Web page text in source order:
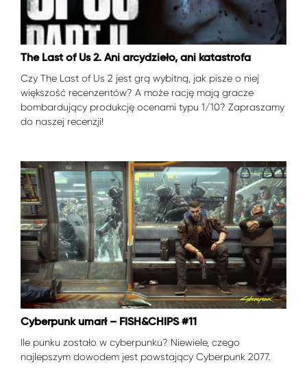
The Last of Us 2. Ani arcydzieło, ani katastrofa
Czy The Last of Us 2 jest grą wybitną, jak pisze o niej
większość recenzentów? A może rację mają gracze
bombardujący produkcję ocenami typu 1/10? Zapraszamy
do naszej recenzji!
Cyberpunk umarł – FISH&CHIPS #11
Ile punku zostało w cyberpunku? Niewiele, czego
najlepszym dowodem jest powstający Cyberpunk 2077.